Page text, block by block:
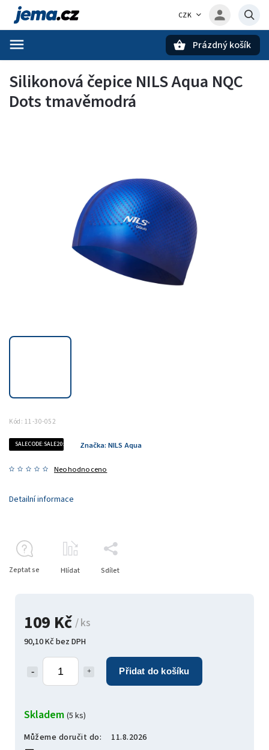
CZK
Prázdný košík
Silikonová čepice NILS Aqua NQC
Dots tmavěmodrá
Kód: 11-30-052
SALECODE:SALE20:20:%
Neohodnoceno
Značka: NILS Aqua
109 Kč / ks
90,10 Kč bez DPH
Přidat do košíku
Skladem (5 ks)
Můžeme doručit do:
11.8.2026
Detailní informace
Zeptat se Hlídat Sdílet